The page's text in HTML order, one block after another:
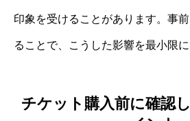
印象を受けることがあります。事
ることで、こうした影響を最小限に
チケット購入前に確認